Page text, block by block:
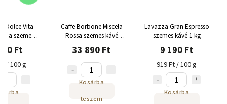
Dolce Vita
szemes
1 kgFt
/ 100 g
Caffe Borbone Miscela
Rossa szemes kávé
6x1kg
33 890 Ft
Kosárba
teszem
Lavazza Gran Espresso
szemes kávé 1 kg
9 190 Ft
919 Ft / 100 g
Kosárba